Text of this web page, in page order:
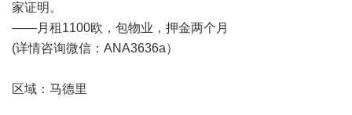
家证明。
——月租1100欧，包物业，押金两个月
(详情咨询微信：ANA3636a）
区域： 马德里